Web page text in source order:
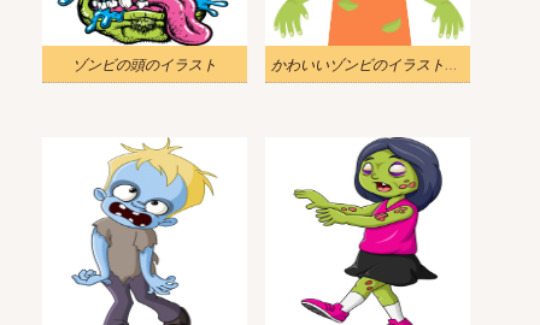
ゾンビの頭のイラスト かわいいゾンビのイラスト画像